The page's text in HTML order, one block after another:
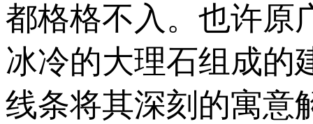
都格格不入。也许原
冰冷的大理石组成的
线条将其深刻的寓意